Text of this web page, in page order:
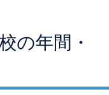
の年間・